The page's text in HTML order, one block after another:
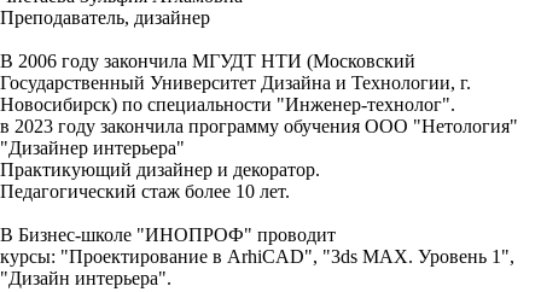
Преподаватель, дизайнер
В 2006 году закончила МГУДТ НТИ (Московский
Государственный Университет Дизайна и Технологии, г.
Новосибирск) по специальности "Инженер-технолог".
в 2023 году закончила программу обучения ООО "Нетология"
"Дизайнер интерьера"
Практикующий дизайнер и декоратор.
Педагогический стаж более 10 лет.
В Бизнес-школе "ИНОПРОФ" проводит
курсы: "Проектирование в ArhiCAD", "3ds MAX. Уровень 1",
"Дизайн интерьера".